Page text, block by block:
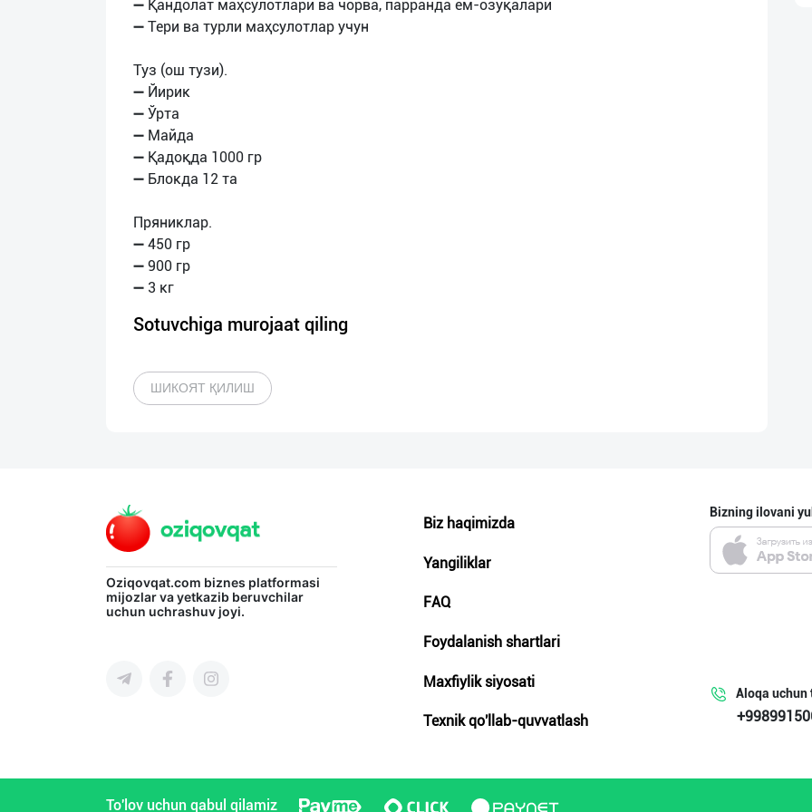
➖ Қандолат маҳсулотлари ва чорва, парранда ем-озуқалари
➖ Тери ва турли маҳсулотлар учун
Туз (ош тузи).
➖ Йирик
➖ Ўрта
➖ Майда
➖ Қадоқда 1000 гр
➖ Блокда 12 та
Пряниклар.
➖ 450 гр
➖ 900 гр
Sotuvchiga murojaat qiling
ШИКОЯТ ҚИЛИШ
Oziqovqat.com biznes platformasi
mijozlar va yetkazib beruvchilar
uchun uchrashuv joyi.
Biz haqimizda
Yangiliklar
FAQ
Foydalanish shartlari
Maxfiylik siyosati
Texnik qo'llab-quvvatlash
Bizning ilovani
Aloqa uchun
To'lov uchun qabul qilamiz